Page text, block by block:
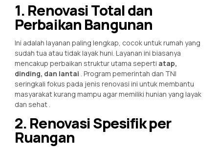
1. Renovasi Total dan
Perbaikan Bangunan
Ini adalah layanan paling lengkap, cocok untuk rumah yang
sudah tua atau tidak layak huni. Layanan ini biasanya
mencakup perbaikan struktur utama seperti atap,
dinding, dan lantai . Program pemerintah dan TNI
seringkali fokus pada jenis renovasi ini untuk membantu
masyarakat kurang mampu agar memiliki hunian yang layak
dan sehat.
2. Renovasi Spesifik per
Ruangan